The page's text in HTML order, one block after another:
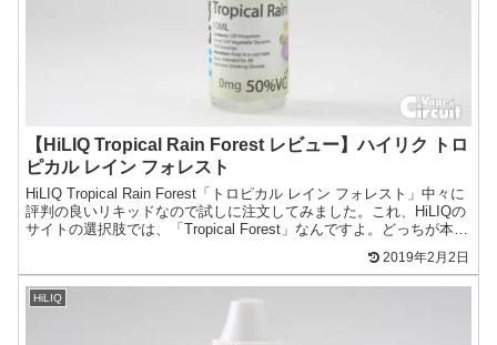
【HiLIQ Tropical Rain Forest レビュー】ハイリク トロ
ピカル レイン フォレスト
HiLIQ Tropical Rain Forest「トロピカル レイン フォレスト」中々に
評判の良いリキッドなので試しに注文してみました。これ、HiLIQの
サイトの選択肢では、「Tropical Forest」なんですよ。どっちが本当
2019年2月2日
HiLIQ